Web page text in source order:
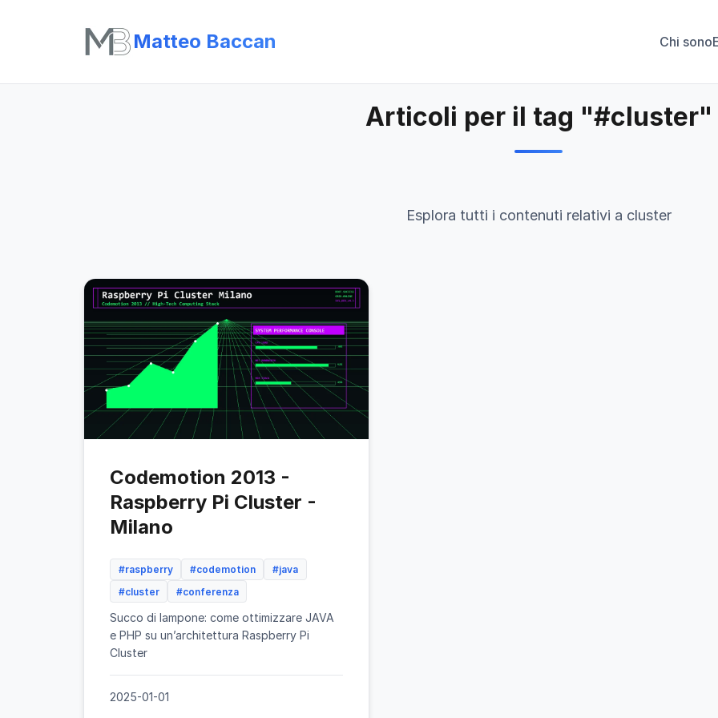
Matteo Baccan Chi sono
Articoli per il tag "#cluster"
Esplora tutti i contenuti relativi a cluster
Codemotion 2013 -
Raspberry Pi Cluster -
Milano
#raspberry #codemotion
#java
#cluster
#conferenza
Succo di lampone: come ottimizzare JAVA
e PHP su un’architettura Raspberry Pi
Cluster
2025-01-01